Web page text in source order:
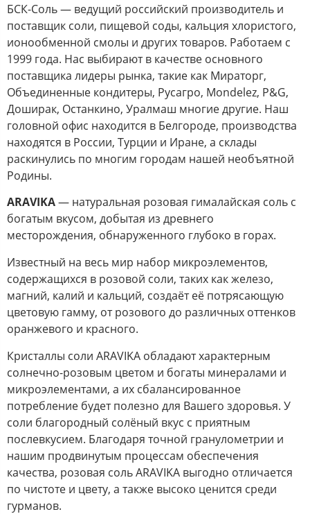
БСК-Соль — ведущий российский производитель и
поставщик соли, пищевой соды, кальция хлористого,
ионообменной смолы и других товаров. Работаем с
1999 года. Нас выбирают в качестве основного
поставщика лидеры рынка, такие как Мираторг,
Объединенные кондитеры, Русагро, Mondelez, P&G,
Доширак, Останкино, Уралмаш многие другие. Наш
головной офис находится в Белгороде, производства
находятся в России, Турции и Иране, а склады
раскинулись по многим городам нашей необъятной
Родины.
ARAVIKA— натуральная розовая гималайская соль с
богатым вкусом, добытая из древнего
месторождения, обнаруженного глубоко в горах.
Известный на весь мир набор микроэлементов,
содержащихся в розовой соли, таких как железо,
магний, калий и кальций, создаёт её потрясающую
цветовую гамму, от розового до различных оттенков
оранжевого и красного.
Кристаллы соли ARAVIKA обладают характерным
солнечно-розовым цветом и богаты минералами и
микроэлементами, а их сбалансированное
потребление будет полезно для Вашего здоровья. У
соли благородный солёный вкус с приятным
послевкусием. Благодаря точной гранулометрии и
нашим продвинутым процессам обеспечения
качества, розовая соль ARAVIKA выгодно отличается
по чистоте и цвету, а также высоко ценится среди
гурманов.